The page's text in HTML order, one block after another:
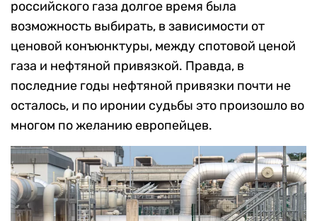
российского газа долгое время была
возможность выбирать, в зависимости от
ценовой конъюнктуры, между спотовой ценой
газа и нефтяной привязкой. Правда, в
последние годы нефтяной привязки почти не
осталось, и по иронии судьбы это произошло во
многом по желанию европейцев.